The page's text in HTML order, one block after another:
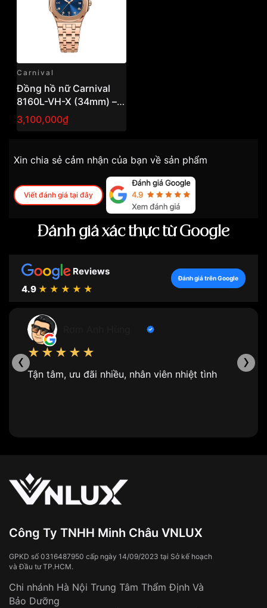
Carnival
Đồng hồ nữ Carnival
8160L-VH-X (34mm) –
Dress Watch thanh lịch,
thiết kế tinh tế cho phái
3,100,000₫
Xin chia sẻ cảm nhận của bạn về sản phẩm
Viết đánh giá tại đây
Đánh giá xác thực từ Google
Reviews
4.9 ★★★★★
Đánh giá trên Google
★★★★★
Tận tâm, ưu đãi nhiều, nhân viên nhiệt tình
‹ ›
Công Ty TNHH Minh Châu VNLUX
GPKD số 0316487950 cấp ngày 14/09/2023 tại Sở kế hoạch
và Đầu tư TP.HCM.
Chi nhánh Hà Nội Trung Tâm Thẩm Định Và
Bảo Dưỡng